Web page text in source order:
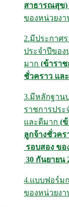
สาธารณสุข)
ของหน่วยงา
2.มีประกาศ
ประจำปีของ
มาก (ข้าราช
ชั่วคราว แล
3.มีหลักฐาน
ราชการประ
และดีมาก (ข้
ลูกจ้างชั่วค
รอบสอง ข
30 กันยายน
4.แบบฟอร์ม
ของหน่วยงา